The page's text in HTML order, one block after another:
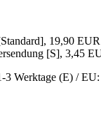
19,90
[S], 3,45
Werktage (E) /